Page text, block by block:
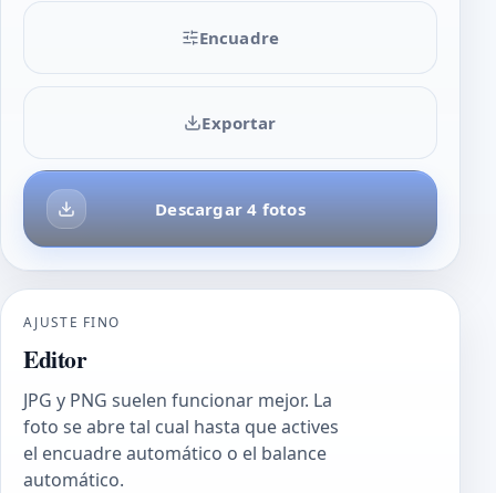
Encuadre
Descargar 4 fotos
Exportar
AJUSTE FINO
Editor
JPG y PNG suelen funcionar mejor. La
foto se abre tal cual hasta que actives
el encuadre automático o el balance
automático.